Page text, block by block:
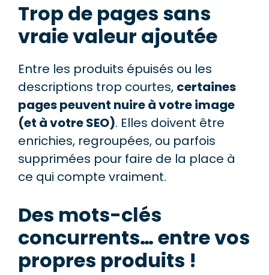
Trop de pages sans
vraie valeur ajoutée
Entre les produits épuisés ou les
descriptions trop courtes, certaines
pages peuvent nuire à votre image
(et à votre SEO). Elles doivent être
enrichies, regroupées, ou parfois
supprimées pour faire de la place à
ce qui compte vraiment.
Des mots-clés
concurrents… entre vos
propres produits !